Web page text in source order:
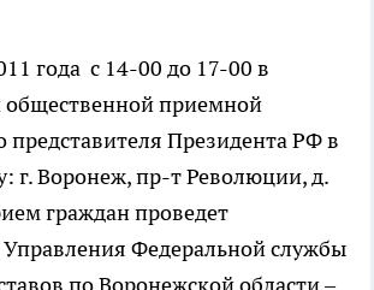
года с 14-00 до 17-00 в
общественной приемной
Президента РФ в
г. Воронеж, пр-т Революции, д.
граждан проведет
Управления Федеральной службы
по Воронежской области –